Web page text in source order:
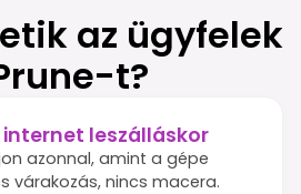
az ügyfelek
t?
leszálláskor
azonnal, amint a gépe
várakozás, nincs macera.